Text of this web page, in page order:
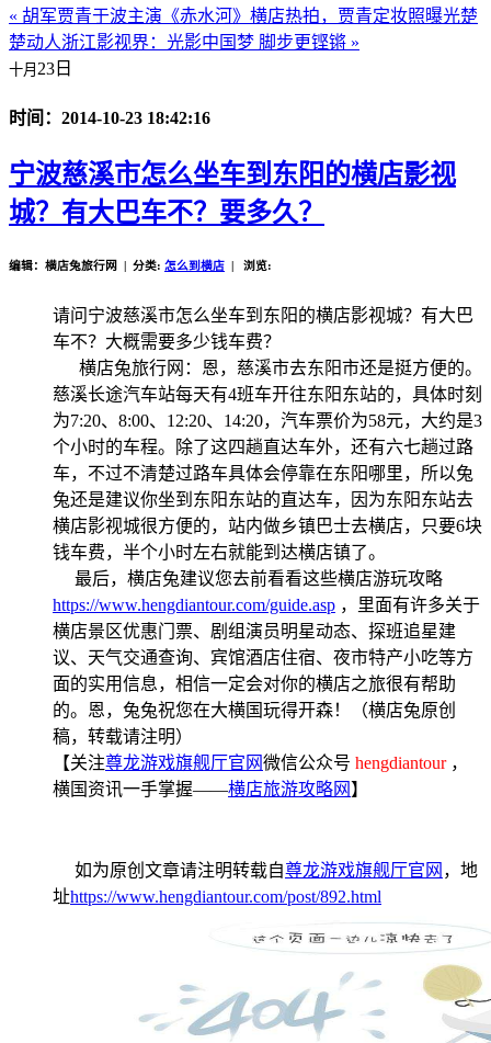
« 胡军贾青于波主演《赤水河》横店热拍，贾青定妆照曝光楚
楚动人浙江影视界：光影中国梦 脚步更铿锵 »
十月 23日
时间：2014-10-23 18:42:16
宁波慈溪市怎么坐车到东阳的横店影视
城？有大巴车不？要多久？
编辑：横店兔旅行网 | 分类: 怎么到横店 | 浏览:
请问宁波慈溪市怎么坐车到东阳的横店影视城？有大巴
车不？大概需要多少钱车费？
横店兔旅行网：恩，慈溪市去东阳市还是挺方便的。
慈溪长途汽车站每天有4班车开往东阳东站的，具体时刻
为7:20、8:00、12:20、14:20，汽车票价为58元，大约是3
个小时的车程。除了这四趟直达车外，还有六七趟过路
车，不过不清楚过路车具体会停靠在东阳哪里，所以兔
兔还是建议你坐到东阳东站的直达车，因为东阳东站去
横店影视城很方便的，站内做乡镇巴士去横店，只要6块
钱车费，半个小时左右就能到达横店镇了。
最后，横店兔建议您去前看看这些横店游玩攻略
https://www.hengdiantour.com/guide.asp ，里面有许多关于
横店景区优惠门票、剧组演员明星动态、探班追星建
议、天气交通查询、宾馆酒店住宿、夜市特产小吃等方
面的实用信息，相信一定会对你的横店之旅很有帮助
的。恩，兔兔祝您在大横国玩得开森！（横店兔原创
稿，转载请注明）
【关注尊龙游戏旗舰厅官网微信公众号 hengdiantour，
横国资讯一手掌握——横店旅游攻略网 】
如为原创文章请注明转载自尊龙游戏旗舰厅官网 ，地
址https://www.hengdiantour.com/post/892.html